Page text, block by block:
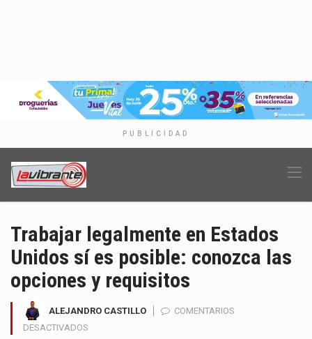
PUBLICIDAD
Trabajar legalmente en Estados
Unidos sí es posible: conozca las
opciones y requisitos
ALEJANDRO CASTILLO
COMENTARIOS
DESACTIVADOS